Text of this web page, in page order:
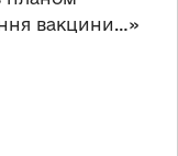
вакцини…»